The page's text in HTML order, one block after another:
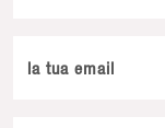
la tua email